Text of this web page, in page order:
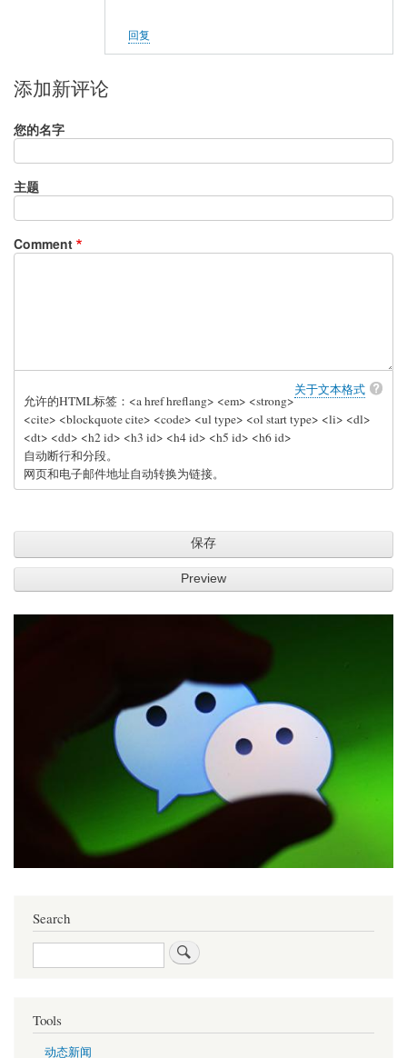
回复
添加新评论
您的名字
主题
Comment
关于文本格式
允许的HTML标签：<a href hreflang> <em> <strong>
<cite> <blockquote cite> <code> <ul type> <ol start type> <li> <dl>
<dt> <dd> <h2 id> <h3 id> <h4 id> <h5 id> <h6 id>
自动断行和分段。
网页和电子邮件地址自动转换为链接。
Search
Search
Tools
动态新闻